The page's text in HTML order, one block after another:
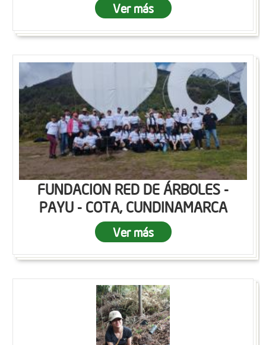
Ver más
FUNDACION RED DE ÁRBOLES -
PAYU - COTA, CUNDINAMARCA
Ver más